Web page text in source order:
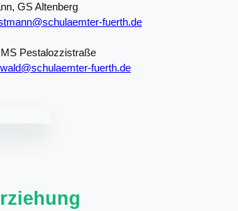
GS Altenberg
fuerth.de
Pestalozzistraße
fuerth.de